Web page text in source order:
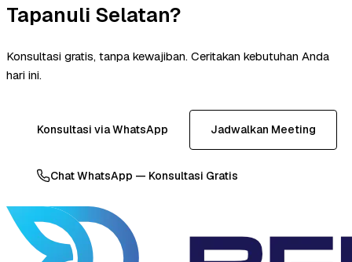
Tapanuli Selatan?
Konsultasi gratis, tanpa kewajiban. Ceritakan kebutuhan Anda
hari ini.
Konsultasi via WhatsApp Jadwalkan Meeting
Chat WhatsApp — Konsultasi Gratis